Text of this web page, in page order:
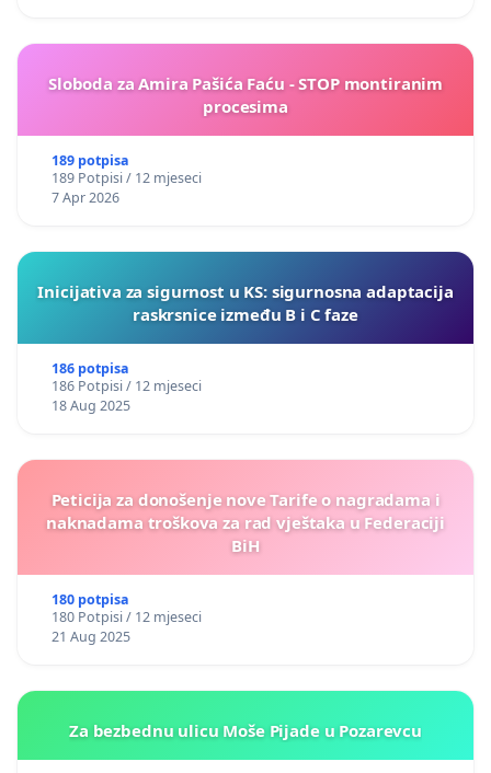
Sloboda za Amira Pašića Faću - STOP montiranim
procesima
189 potpisa
189 Potpisi / 12 mjeseci
7 Apr 2026
Inicijativa za sigurnost u KS: sigurnosna adaptacija
raskrsnice između B i C faze
186 potpisa
186 Potpisi / 12 mjeseci
18 Aug 2025
Peticija za donošenje nove Tarife o nagradama i
naknadama troškova za rad vještaka u Federaciji
BiH
180 potpisa
180 Potpisi / 12 mjeseci
21 Aug 2025
Za bezbednu ulicu Moše Pijade u Pozarevcu